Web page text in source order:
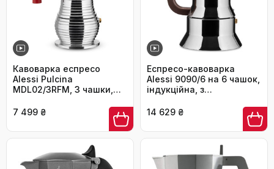
Кавоварка еспресо
Alessi Pulcina
MDL02/3RFM, 3 чашки,
магнітне дно
7 499 ₴
Еспресо-кавоварка
Alessi 9090/6 на 6 чашок,
індукційна, з
срібляста, 15.5x13.5x27
14 629 ₴